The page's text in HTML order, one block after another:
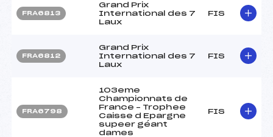
FRA6813
Grand Prix
International des 7
Laux
FIS
FRA6812
Grand Prix
International des 7
Laux
FIS
FRA6798
103eme
Championnats de
France – Trophee
Caisse d Epargne
supeer géant
dames
FIS